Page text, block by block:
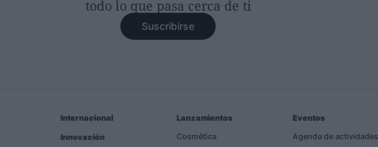
todo lo que pasa cerca de ti
Suscribirse
Internacional
Innovación
Lanzamientos
Cosmética
Eventos
Agenda de actividades